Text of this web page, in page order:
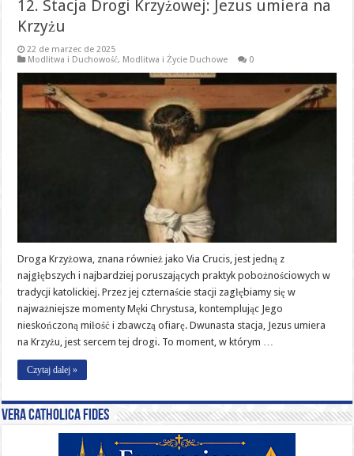
12. Stacja Drogi Krzyżowej: Jezus umiera na
Krzyżu
22 de marzec de 2025
Modlitwa i Duchowość, Modlitwa i Życie Duchowe 0
Droga Krzyżowa, znana również jako Via Crucis, jest jedną z
najgłębszych i najbardziej poruszających praktyk pobożnościowych w
tradycji katolickiej. Przez jej czternaście stacji zagłębiamy się w
najważniejsze momenty Męki Chrystusa, kontemplując Jego
nieskończoną miłość i zbawczą ofiarę. Dwunasta stacja, Jezus umiera
na Krzyżu, jest sercem tej drogi. To moment, w którym …
Czytaj dalej »
Vera catholica fides